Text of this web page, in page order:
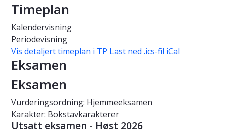
Timeplan
Kalendervisning
Periodevisning
Vis detaljert timeplan i TP Last ned .ics-fil iCal
Eksamen
Eksamen
Vurderingsordning: Hjemmeeksamen
Karakter: Bokstavkarakterer
Utsatt eksamen - Høst 2026